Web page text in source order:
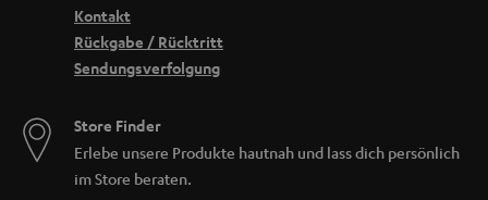
Kontakt
Rückgabe / Rücktritt
Sendungsverfolgung
Store Finder
Erlebe unsere Produkte hautnah und lass dich persönlich
im Store beraten.